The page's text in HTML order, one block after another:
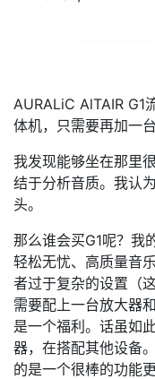
AURALiC AlTAIR G1
体机，只需要再加一
我发现能够坐在那里
结于分析音质。我认
头。
那么谁会买G1呢？我
轻松无忧、高质量音
者过于复杂的设置（
需要配上一台放大器
是一个福利。话虽如
器，在搭配其他设备
的是一个很棒的功能